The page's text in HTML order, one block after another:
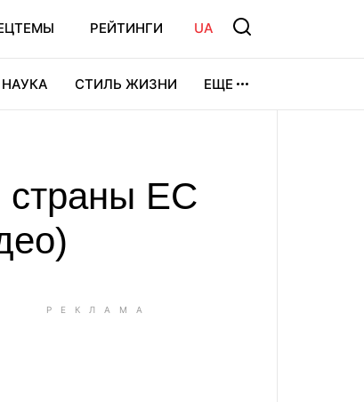
РЕЙТИНГИ UA
НАУКА СТИЛЬ ЖИЗНИ ЕЩЕ
страны ЕС